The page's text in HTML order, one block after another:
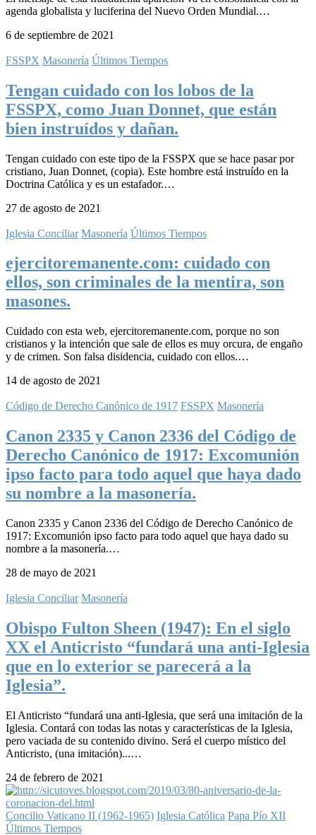
agenda globalista y luciferina del Nuevo Orden Mundial.…
6 de septiembre de 2021
FSSPX Masonería Últimos Tiempos
Tengan cuidado con los lobos de la
FSSPX, como Juan Donnet, que están
bien instruídos y dañan.
Tengan cuidado con este tipo de la FSSPX que se hace pasar por
cristiano, Juan Donnet, (copia). Este hombre está instruído en la
Doctrina Católica y es un estafador.…
27 de agosto de 2021
Iglesia Conciliar Masonería Últimos Tiempos
ejercitoremanente.com: cuidado con
ellos, son criminales de la mentira, son
masones.
Cuidado con esta web, ejercitoremanente.com, porque no son
cristianos y la intención que sale de ellos es muy orcura, de engaño
y de crimen. Son falsa disidencia, cuidado con ellos.…
14 de agosto de 2021
Código de Derecho Canónico de 1917 FSSPX Masonería
Canon 2335 y Canon 2336 del Código de
Derecho Canónico de 1917: Excomunión
ipso facto para todo aquel que haya dado
su nombre a la masonería.
Canon 2335 y Canon 2336 del Código de Derecho Canónico de
1917: Excomunión ipso facto para todo aquel que haya dado su
nombre a la masonería.…
28 de mayo de 2021
Iglesia Conciliar Masonería
Obispo Fulton Sheen (1947): En el siglo
XX el Anticristo “fundará una anti-Iglesia
que en lo exterior se parecerá a la
Iglesia”.
El Anticristo “fundará una anti-Iglesia, que será una imitación de la
Iglesia. Contará con todas las notas y características de la Iglesia,
pero vaciada de su contenido divino. Será el cuerpo místico del
Anticristo, (una imitación)...…
24 de febrero de 2021
Concilio Vaticano II (1962-1965) Iglesia Católica Papa Pío XII
Últimos Tiempos